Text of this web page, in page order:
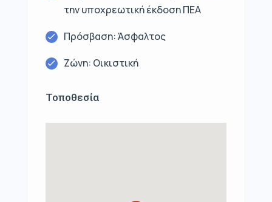
την υποχρεωτική έκδοση ΠΕΑ
Πρόσβαση: Άσφαλτος
Ζώνη: Οικιστική
Τοποθεσία